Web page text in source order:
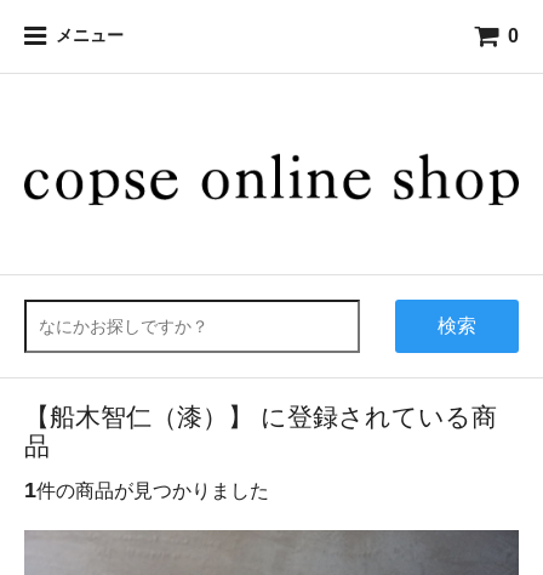
メニュー 0
検索
【船木智仁（漆）】 に登録されている商
品
1件の商品が見つかりました